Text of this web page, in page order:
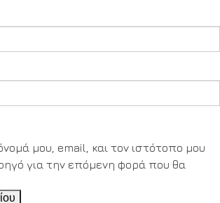
μου, email, και τον ιστότοπο μου
για την επόμενη φορά που θα